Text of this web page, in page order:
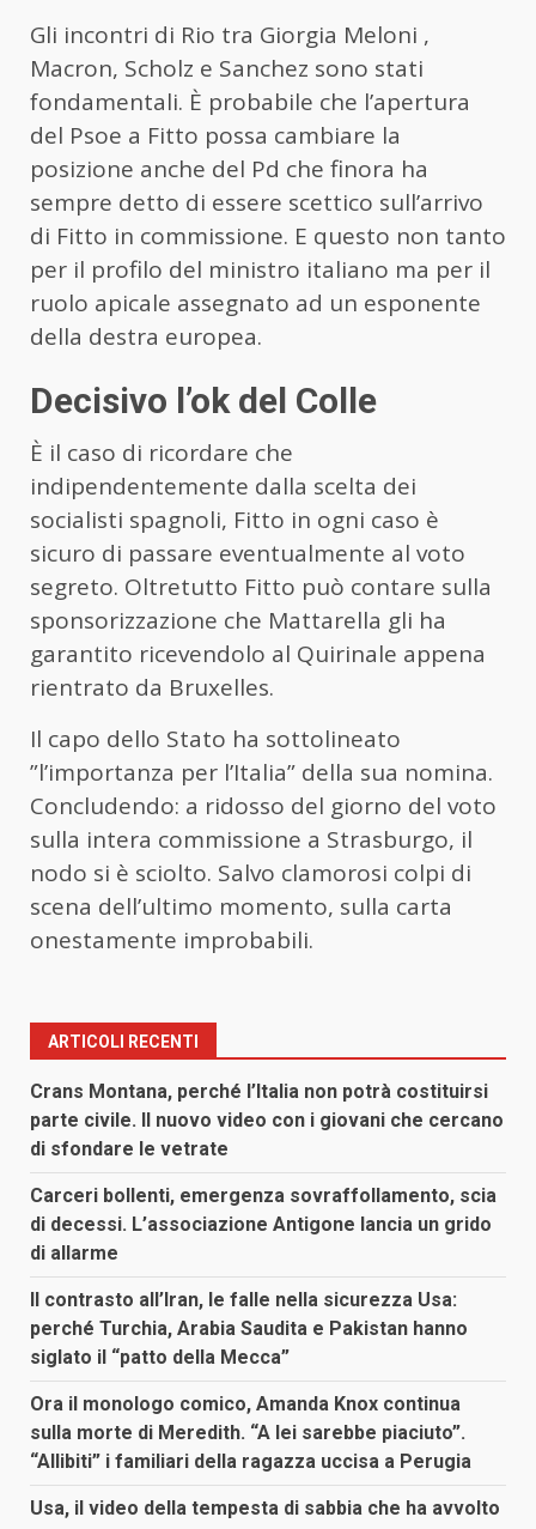
Gli incontri di Rio tra Giorgia Meloni ,
Macron, Scholz e Sanchez sono stati
fondamentali. È probabile che l’apertura
del Psoe a Fitto possa cambiare la
posizione anche del Pd che finora ha
sempre detto di essere scettico sull’arrivo
di Fitto in commissione. E questo non tanto
per il profilo del ministro italiano ma per il
ruolo apicale assegnato ad un esponente
della destra europea.
Decisivo l’ok del Colle
È il caso di ricordare che
indipendentemente dalla scelta dei
socialisti spagnoli, Fitto in ogni caso è
sicuro di passare eventualmente al voto
segreto. Oltretutto Fitto può contare sulla
sponsorizzazione che Mattarella gli ha
garantito ricevendolo al Quirinale appena
rientrato da Bruxelles.
Il capo dello Stato ha sottolineato
”l’importanza per l’Italia” della sua nomina.
Concludendo: a ridosso del giorno del voto
sulla intera commissione a Strasburgo, il
nodo si è sciolto. Salvo clamorosi colpi di
scena dell’ultimo momento, sulla carta
onestamente improbabili.
ARTICOLI RECENTI
Crans Montana, perché l’Italia non potrà costituirsi
parte civile. Il nuovo video con i giovani che cercano
di sfondare le vetrate
Carceri bollenti, emergenza sovraffollamento, scia
di decessi. L’associazione Antigone lancia un grido
di allarme
Il contrasto all’Iran, le falle nella sicurezza Usa:
perché Turchia, Arabia Saudita e Pakistan hanno
siglato il “patto della Mecca”
Ora il monologo comico, Amanda Knox continua
sulla morte di Meredith. “A lei sarebbe piaciuto”.
“Allibiti” i familiari della ragazza uccisa a Perugia
Usa, il video della tempesta di sabbia che ha avvolto